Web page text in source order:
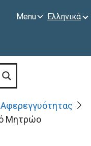
Ελληνικά
Menu
Μητρώο